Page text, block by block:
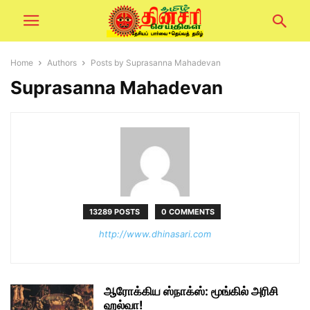
Home Authors Posts by Suprasanna Mahadevan
Suprasanna Mahadevan
13289 POSTS 0 COMMENTS
http://www.dhinasari.com
ஆரோக்கிய ஸ்நாக்ஸ்: மூங்கில் அரிசி
ஹல்வா!